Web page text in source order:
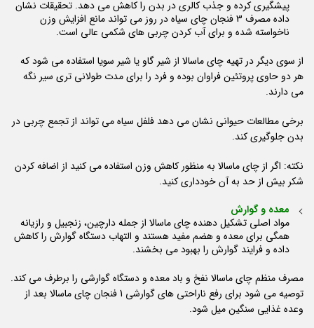
پیشگیری کرده و جذب کالری در بدن را کاهش می دهد. تحقیقات نشان
داده مصرف 3 فنجان چای سیاه در روز می تواند مانع افزایش وزن
ناخواسته شده و برای آب کردن چربی های شکمی عالی است.
از سوی دیگر در تهیه چای ماسالا از شیر گاو یا شیر سویا استفاده می شود که
هر دو حاوی پروتئین فراوان بوده و فرد را برای مدت طولانی تری سیر نگه
می دارند.
برخی مطالعات حیوانی نشان می دهد فلفل سیاه می تواند از تجمع چربی در
بدن جلوگیری کند.
نکته: اگر از چای ماسالا به منظور کاهش وزن استفاده می کنید از اضافه کردن
شکر بیش از حد به آن خودداری کنید.
معده و گوارش
مواد اصلی تشکیل دهنده چای ماسالا از جمله دارچین، زنجبیل و رازیانه
همگی برای معده و هضم مفید هستند و التهاب دستگاه گوارش را کاهش
داده و فرایند گوارش را بهبود می بخشند.
مصرف منظم چای ماسالا نفخ و باد معده و دستگاه گوارشی را برطرف می کند.
توصیه می شود برای رفع ناراحتی های گوارشی 1 فنجان چای ماسالا بعد از
وعده غذایی سنگین میل شود.